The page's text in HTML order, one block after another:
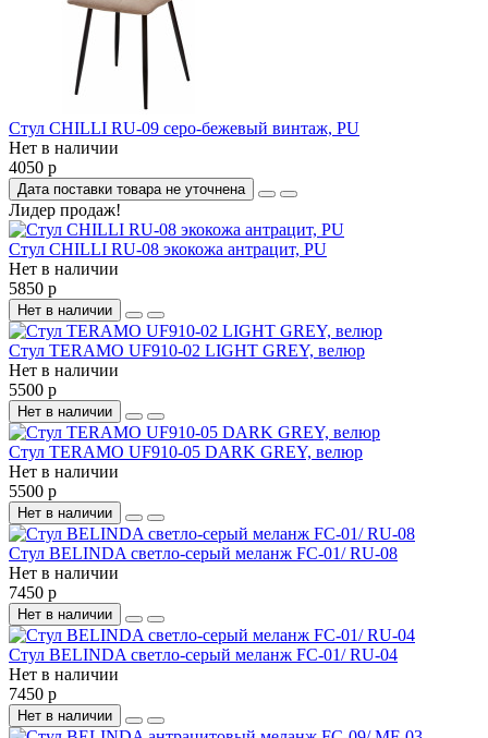
Стул CHILLI RU-09 серо-бежевый винтаж, PU
Нет в наличии
4050 р
Дата поставки товара не уточнена
Лидер продаж!
Стул CHILLI RU-08 экокожа антрацит, PU
Нет в наличии
5850 р
Нет в наличии
Стул TERAMO UF910-02 LIGHT GREY, велюр
Нет в наличии
5500 р
Нет в наличии
Стул TERAMO UF910-05 DARK GREY, велюр
Нет в наличии
5500 р
Нет в наличии
Стул BELINDA светло-серый меланж FC-01/ RU-08
Нет в наличии
7450 р
Нет в наличии
Стул BELINDA светло-серый меланж FC-01/ RU-04
Нет в наличии
7450 р
Нет в наличии